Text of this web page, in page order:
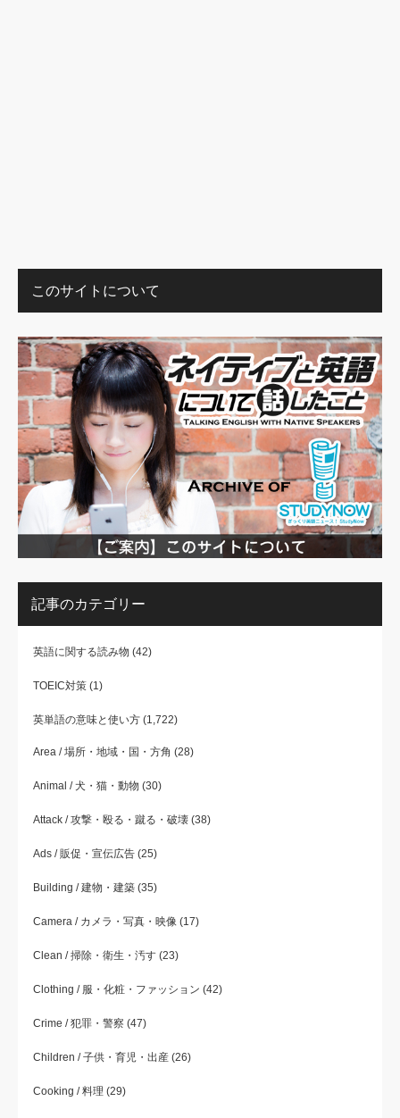
このサイトについて
記事のカテゴリー
英語に関する読み物 (42)
TOEIC対策 (1)
英単語の意味と使い方 (1,722)
Area / 場所・地域・国・方角 (28)
Animal / 犬・猫・動物 (30)
Attack / 攻撃・殴る・蹴る・破壊 (38)
Ads / 販促・宣伝広告 (25)
Building / 建物・建築 (35)
Camera / カメラ・写真・映像 (17)
Clean / 掃除・衛生・汚す (23)
Clothing / 服・化粧・ファッション (42)
Crime / 犯罪・警察 (47)
Children / 子供・育児・出産 (26)
Cooking / 料理 (29)